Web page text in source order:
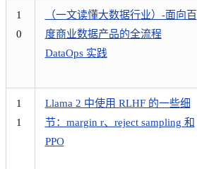
1
0
（一文读懂大数据行业）-面向百
度商业数据产品的全流程
DataOps 实践
1
1
Llama 2 中使用 RLHF 的一些细
节：margin r、reject sampling 和
PPO